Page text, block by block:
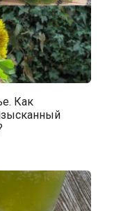
Как